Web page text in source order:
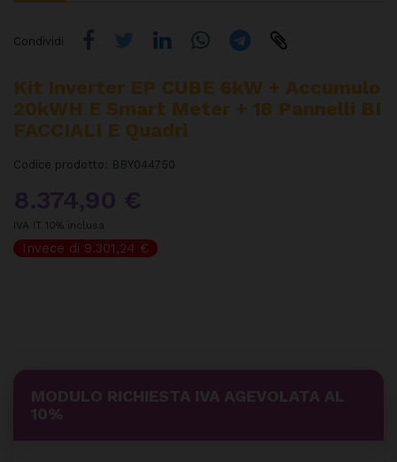
Condividi
Kit Inverter EP CUBE 6kW + Accumulo
20kWH E Smart Meter + 18 Pannelli BI
FACCIALI E Quadri
Codice prodotto: BBY044750
IVA IT 10% inclusa
Invece di 9.301,24 €
MODULO RICHIESTA IVA AGEVOLATA AL
10%